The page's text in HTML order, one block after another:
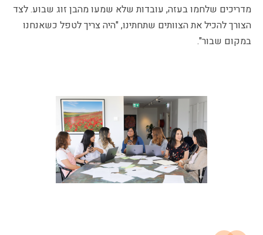
מדריכים שלחמו בעזה, עובדות שלא שמעו מהבן זוג שבוע. לצד
הצורך להכיל את הצוותים שתחתינו, "היה צריך לטפל כשאנחנו
במקום שבור".